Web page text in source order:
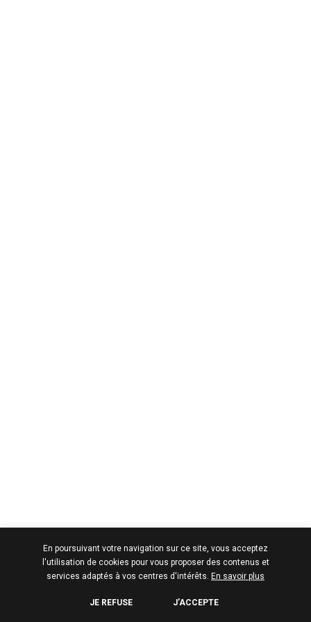
En poursuivant votre navigation sur ce site, vous acceptez
l'utilisation de cookies pour vous proposer des contenus et
services adaptés à vos centres d'intérêts. En savoir plus
JE REFUSE J’ACCEPTE